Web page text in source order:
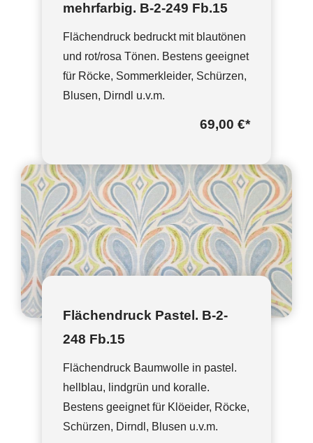
mehrfarbig. B-2-249 Fb.15
Flächendruck bedruckt mit blautönen
und rot/rosa Tönen. Bestens geeignet
für Röcke, Sommerkleider, Schürzen,
Blusen, Dirndl u.v.m.
69,00 €*
Flächendruck Pastel. B-2-
248 Fb.15
Flächendruck Baumwolle in pastel.
hellblau, lindgrün und koralle.
Bestens geeignet für Klöeider, Röcke,
Schürzen, Dirndl, Blusen u.v.m.